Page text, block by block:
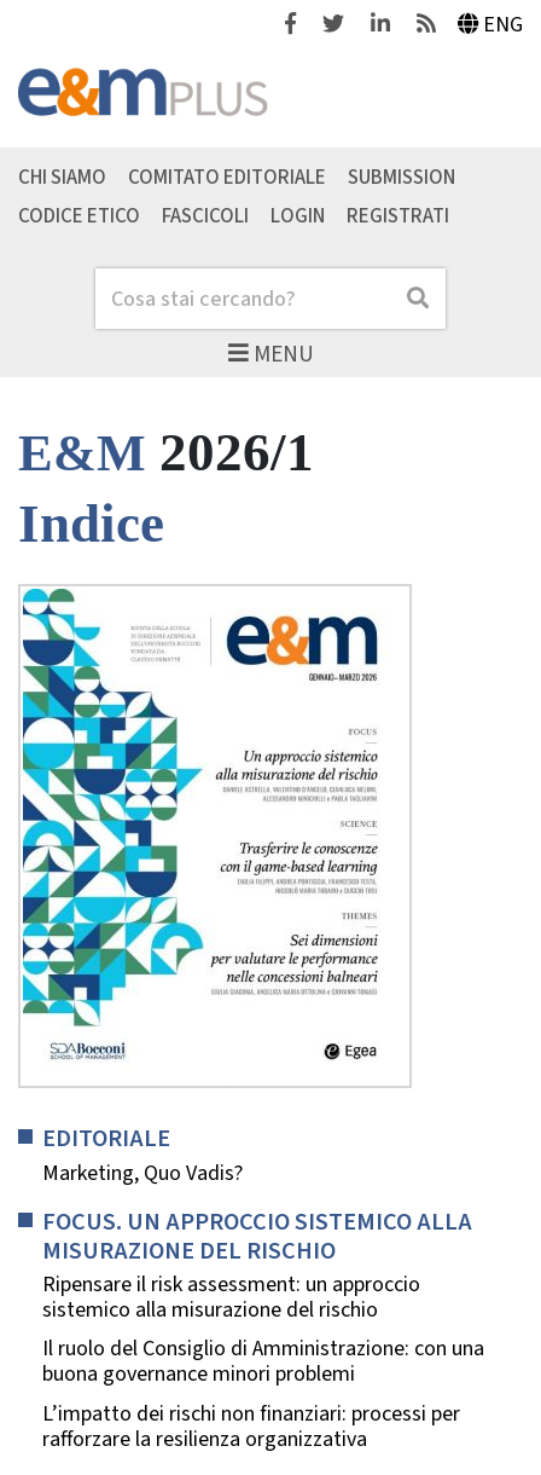
FacebookTwitterLinkedinFeeds ENG
MENU
Cerca Cerca
CHI SIAMO COMITATO EDITORIALE
SUBMISSION
CODICE ETICO
FASCICOLI LOGIN REGISTRATI
E&M 2026/1
Indice
EDITORIALE
Marketing, Quo Vadis?
FOCUS. UN APPROCCIO SISTEMICO ALLA
MISURAZIONE DEL RISCHIO
Ripensare il risk assessment: un approccio
sistemico alla misurazione del rischio
Il ruolo del Consiglio di Amministrazione: con una
buona governance minori problemi
L’impatto dei rischi non finanziari: processi per
rafforzare la resilienza organizzativa